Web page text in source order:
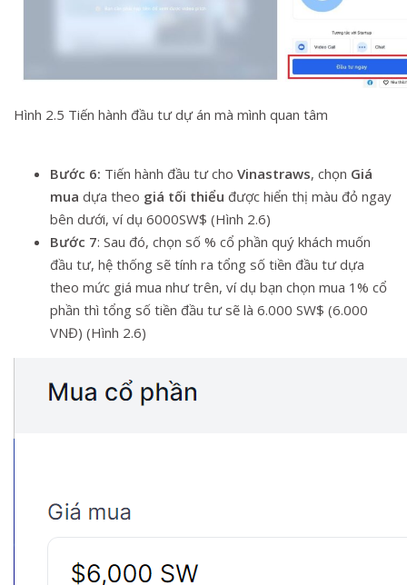
Hình 2.5 Tiến hành đầu tư dự án mà mình quan tâm
Bước 6: Tiến hành đầu tư cho Vinastraws, chọn Giá
mua dựa theo giá tối thiểu được hiển thị màu đỏ ngay
bên dưới, ví dụ 6000SW$ (Hình 2.6)
Bước 7: Sau đó, chọn số % cổ phần quý khách muốn
đầu tư, hệ thống sẽ tính ra tổng số tiền đầu tư dựa
theo mức giá mua như trên, ví dụ bạn chọn mua 1% cổ
phần thì tổng số tiền đầu tư sẽ là 6.000 SW$ (6.000
VNĐ) (Hình 2.6)